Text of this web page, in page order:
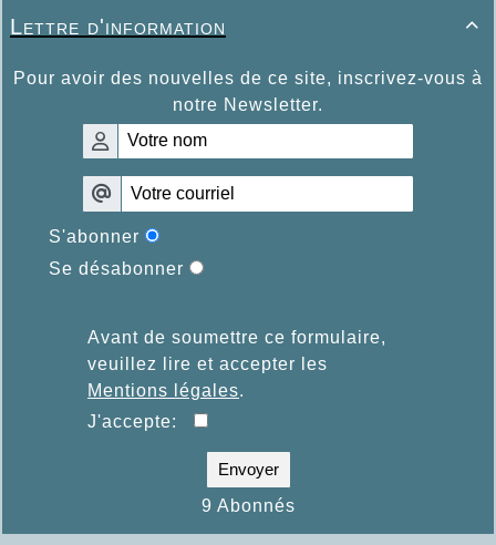

Lettre d'information
Pour avoir des nouvelles de ce site, inscrivez-vous à
notre Newsletter.
S'abonner
Se désabonner
Avant de soumettre ce formulaire,
veuillez lire et accepter les
Mentions légales.
J'accepte:
Envoyer
9 Abonnés